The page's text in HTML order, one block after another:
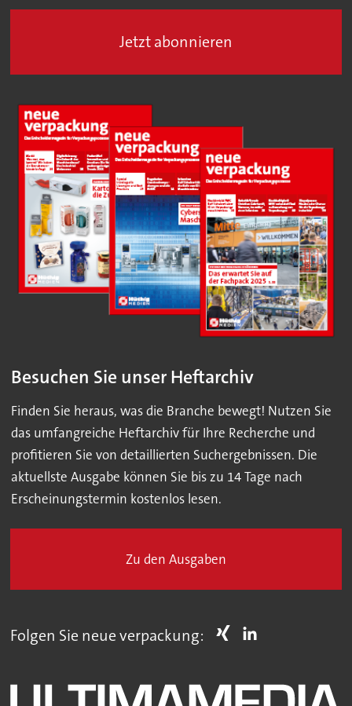
Jetzt abonnieren
Besuchen Sie unser Heftarchiv
Finden Sie heraus, was die Branche bewegt! Nutzen Sie
das umfangreiche Heftarchiv für Ihre Recherche und
profitieren Sie von detaillierten Suchergebnissen. Die
aktuellste Ausgabe können Sie bis zu 14 Tage nach
Erscheinungstermin kostenlos lesen.
Zu den Ausgaben
Folgen Sie neue verpackung: